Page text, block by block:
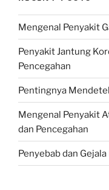
Mengenal Penyakit
Penyakit Jantung
Pencegahan
Pentingnya
Mengenal Penyakit
dan Pencegahan
Penyebab dan